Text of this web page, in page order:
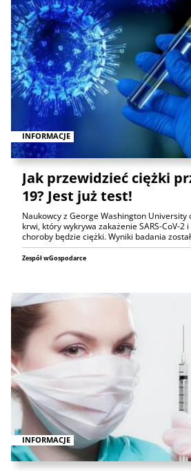
INFORMACJE
Jak przewidzieć ciężki
19? Jest już test!
Naukowcy z George Washington
krwi, który wykrywa zakażenie SARS-CoV-
choroby będzie ciężki. Wyniki badania
Zespół wGospodarce
INFORMACJE